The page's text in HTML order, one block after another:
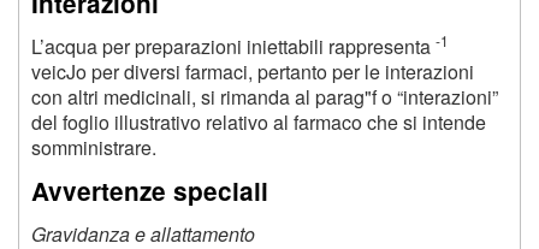
L’acqua per preparazioni iniettabili rappresenta -1
veicJo per diversi farmaci, pertanto per le interazioni
con altri medicinali, si rimanda al parag"f o “interazioni”
del foglio illustrativo relativo al farmaco che si intende
somministrare.
Avvertenze speciali
Gravidanza e allattamento